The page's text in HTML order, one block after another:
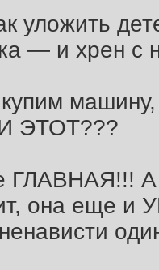
уложить
— и хрен с
машину,
ЭТОТ???
А
она еще и